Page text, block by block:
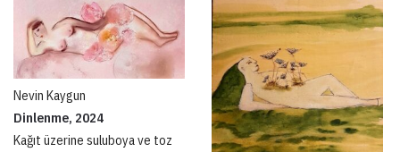
Nevin Kaygun
Dinlenme, 2024
Kağıt üzerine suluboya ve toz